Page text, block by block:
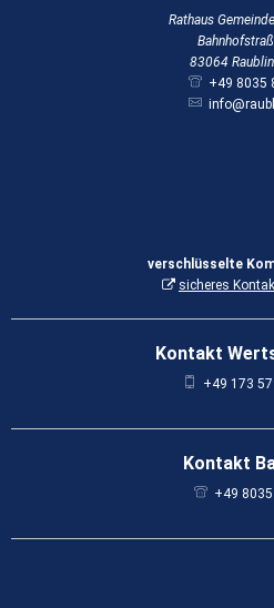
Rathaus
83064
+49 8035
verschlüsselte
sicheres
Kontakt
+49 173
Kontakt
+49